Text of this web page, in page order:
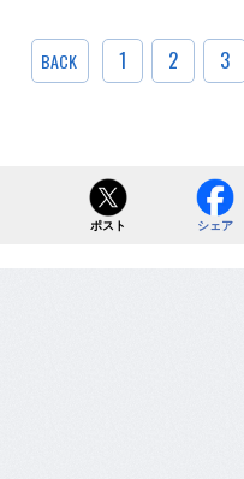
BACK 1 2 3
ポスト シェア